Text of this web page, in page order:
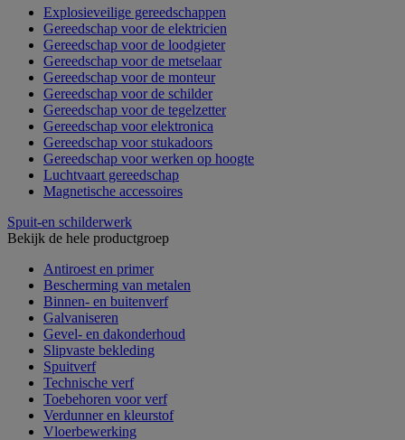
Explosieveilige gereedschappen
Gereedschap voor de elektricien
Gereedschap voor de loodgieter
Gereedschap voor de metselaar
Gereedschap voor de monteur
Gereedschap voor de schilder
Gereedschap voor de tegelzetter
Gereedschap voor elektronica
Gereedschap voor stukadoors
Gereedschap voor werken op hoogte
Luchtvaart gereedschap
Magnetische accessoires
Spuit-en schilderwerk
Bekijk de hele productgroep
Antiroest en primer
Bescherming van metalen
Binnen- en buitenverf
Galvaniseren
Gevel- en dakonderhoud
Slipvaste bekleding
Spuitverf
Technische verf
Toebehoren voor verf
Verdunner en kleurstof
Vloerbewerking